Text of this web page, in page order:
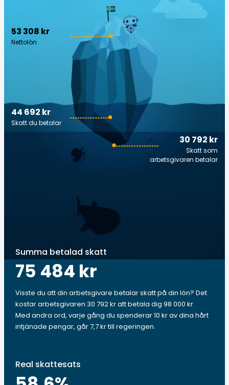
53 308 kr
Nettolön
30 792 kr
Skatt som
arbetsgivaren betalar
44 692 kr
Skatt du betalar
Summa betalad skatt
75 484 kr
Visste du att din arbetsgivare betalar skatt på din lön? Det
kostar arbetsgivaren 30 792 kr att betala dig 98 000 kr.
Med andra ord, varje gång du spenderar 10 kr av dina hårt
intjänade pengar, går 7,7 kr till regeringen.
Real skattesats